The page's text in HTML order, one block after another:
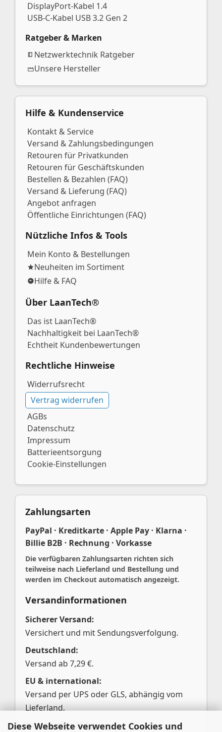
Diese Webseite verwendet Cookies und
DisplayPort-Kabel 1.4
USB-C-Kabel USB 3.2 Gen 2
Ratgeber & Marken
Netzwerktechnik Ratgeber
Unsere Hersteller
Hilfe & Kundenservice
Kontakt & Service
Versand & Zahlungsbedingungen
Retouren für Privatkunden
Retouren für Geschäftskunden
Bestellen & Bezahlen (FAQ)
Versand & Lieferung (FAQ)
Angebot anfragen
Öffentliche Einrichtungen (FAQ)
Nützliche Infos & Tools
Mein Konto & Bestellungen
Neuheiten im Sortiment
Hilfe & FAQ
Über LaanTech®
Das ist LaanTech®
Nachhaltigkeit bei LaanTech®
Echtheit Kundenbewertungen
Rechtliche Hinweise
Widerrufsrecht
Vertrag widerrufen
AGBs
Datenschutz
Impressum
Batterieentsorgung
Cookie-Einstellungen
Zahlungsarten
PayPal · Kreditkarte · Apple Pay · Klarna ·
Billie B2B · Rechnung · Vorkasse
Die verfügbaren Zahlungsarten richten sich
teilweise nach Lieferland und Bestellung und
werden im Checkout automatisch angezeigt.
Versandinformationen
Sicherer Versand:
Versichert und mit Sendungsverfolgung.
Deutschland:
Versand ab 7,29 €.
EU & international:
Versand per UPS oder GLS, abhängig vom
Lieferland.
Pakete über 25 kg: